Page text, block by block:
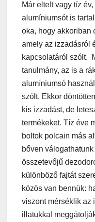
Már eltelt vagy tíz
alumíniumsót is
oka, hogy akkoriban
amely az izzadásról
kapcsolatáról szólt.
tanulmány, az is a
alumíniumsó
szólt. Ekkor
kis izzadást, de
termékeket. Tíz éve
boltok polcain más
bőven
összetevőjű
különböző fajtát
közös van bennük:
viszont mérséklik az
illatukkal